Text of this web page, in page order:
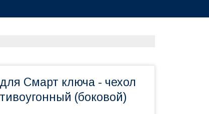
Смарт ключа - чехол
(боковой)